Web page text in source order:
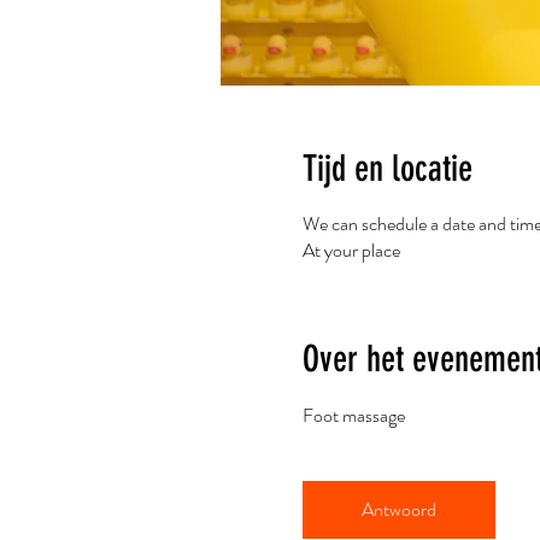
Tijd en locatie
We can schedule a date and
At your place
Over het
Foot massage
Antwoord